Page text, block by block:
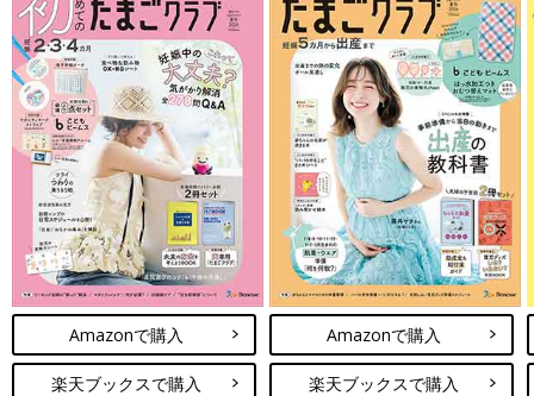
Amazonで購入
楽天ブックスで購入
Amazonで購入
楽天ブックスで購入